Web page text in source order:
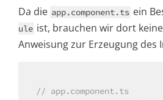
Da die app.component.ts ein
ule ist, brauchen wir dort
Anweisung zur Erzeugung des
// app.component.ts